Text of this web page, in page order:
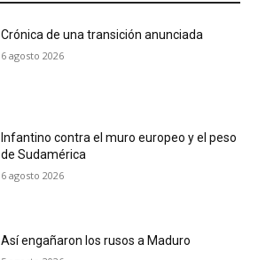
Crónica de una transición anunciada
6 agosto 2026
Infantino contra el muro europeo y el peso
de Sudamérica
6 agosto 2026
Así engañaron los rusos a Maduro